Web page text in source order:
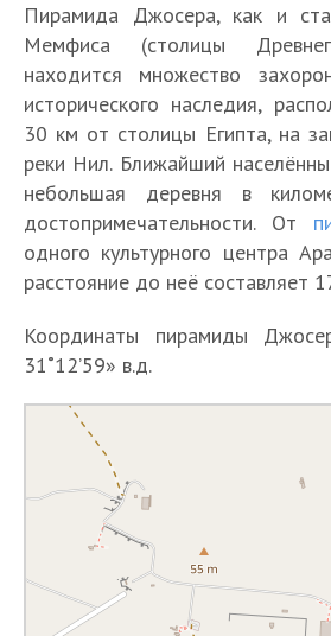
Пирамида Джосера, как и
Мемфиса (столицы
находится множество
исторического наследия,
30 км от столицы Египта, на
реки Нил. Ближайший
небольшая деревня в
достопримечательности. От
одного культурного центра
расстояние до неё составляет
Координаты пирамиды
31˚12’59» в.д.